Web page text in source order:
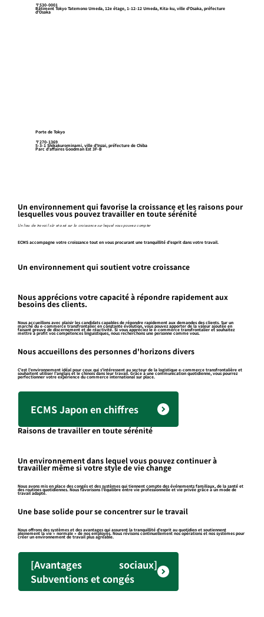
〒530-0001
Bâtiment Tokyo Tatemono Umeda, 12e étage, 1-12-12 Umeda, Kita-ku, ville d'Osaka, préfecture
d'Osaka
Porte de Tokyo
〒270-1369
5-3-1 Shikakurominami, ville d'Inzai, préfecture de Chiba
Parc d'affaires Goodman Est 3F-B
Un environnement qui favorise la croissance et les raisons pour
lesquelles vous pouvez travailler en toute sérénité
Un lieu de travail sûr et axé sur la croissance sur lequel vous pouvez compter
ECMS accompagne votre croissance tout en vous procurant une tranquillité d’esprit dans votre travail.
Un environnement qui soutient votre croissance
Nous apprécions votre capacité à répondre rapidement aux
besoins des clients.
Nous accueillons avec plaisir les candidats capables de répondre rapidement aux demandes des clients. Sur un
marché du e-commerce transfrontalier en constante évolution, vous pouvez apporter de la valeur ajoutée en
faisant preuve de discernement et de réactivité. Si vous appréciez le e-commerce transfrontalier et souhaitez
mettre à profit vos compétences linguistiques, nous recherchons une personne comme vous.
Nous accueillons des personnes d'horizons divers
C'est l'environnement idéal pour ceux qui s'intéressent au secteur de la logistique e-commerce transfrontalière et
souhaitent utiliser l'anglais et le chinois dans leur travail. Grâce à une communication quotidienne, vous pourrez
perfectionner votre expérience du commerce international sur place.
ECMS Japon en chiffres
Raisons de travailler en toute sérénité
Un environnement dans lequel vous pouvez continuer à
travailler même si votre style de vie change
Nous avons mis en place des congés et des systèmes qui tiennent compte des événements familiaux, de la santé et
des routines quotidiennes. Nous favorisons l'équilibre entre vie professionnelle et vie privée grâce à un mode de
travail adapté.
Une base solide pour se concentrer sur le travail
Nous offrons des systèmes et des avantages qui assurent la tranquillité d'esprit au quotidien et soutiennent
pleinement la vie « normale » de nos employés. Nous révisons continuellement nos opérations et nos systèmes pour
créer un environnement de travail plus agréable.
[Avantages sociaux]
Subventions et congés